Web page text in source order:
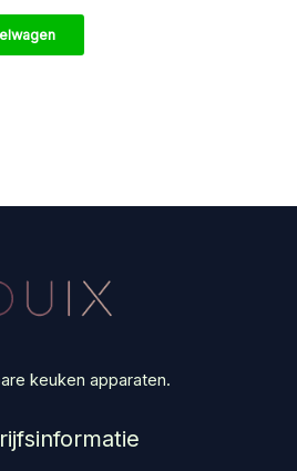
keuken apparaten.